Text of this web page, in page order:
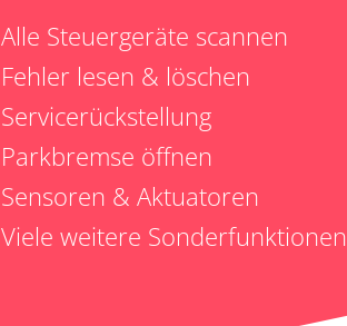
Alle Steuergeräte scannen
Fehler lesen & löschen
Servicerückstellung
Parkbremse öffnen
Sensoren & Aktuatoren
Viele weitere Sonderfunktionen